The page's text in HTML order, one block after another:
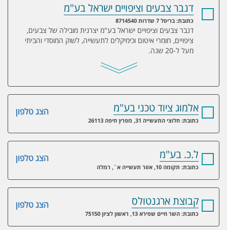
דנבר צבעים וציפויים ישראל בע"מ
כתובת: בריסל 7 שדרות 8714540
דנבר צבעים וציפויים ישראל בע"מ יצרנית מובילה של צבעים,
ציפויים, חומרי איטום וכימיקלים לתעשייה, לשוק המוסדי והביתי
מעל ל-20 שנה.
הצג טלפון אלמוג ציוד טכני בע"מ
כתובת: חלוצי התעשייה 31, מפרץ חיפה 26113
הצג טלפון ל.כ. בע"מ
כתובת: תקומה 10, אזור תעשייה א`, רמלה
הצג טלפון קבוצת ארגנטולס
כתובת: השר חיים שפירא 13, ראשון לציון 75150